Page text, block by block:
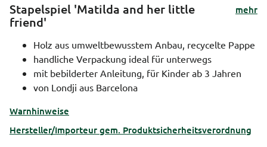
Stapelspiel 'Matilda and her little
friend'
mehr
Holz aus umweltbewusstem Anbau, recycelte Pappe
handliche Verpackung ideal für unterwegs
mit bebilderter Anleitung, für Kinder ab 3 Jahren
von Londji aus Barcelona
Warnhinweise
Hersteller/Importeur gem. Produktsicherheitsverordnung